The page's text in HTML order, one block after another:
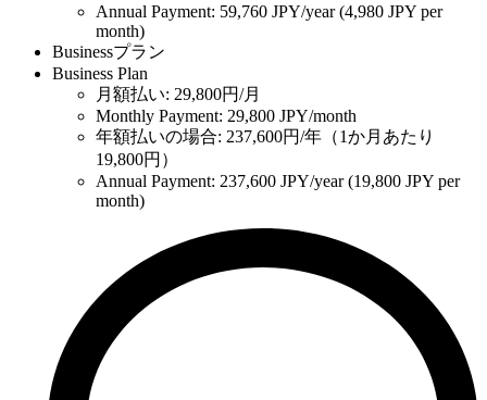
Annual Payment: 59,760 JPY/year (4,980 JPY per
month)
Businessプラン
Business Plan
月額払い: 29,800円/月
Monthly Payment: 29,800 JPY/month
年額払いの場合: 237,600円/年（1か月あたり
19,800円）
Annual Payment: 237,600 JPY/year (19,800 JPY per
month)